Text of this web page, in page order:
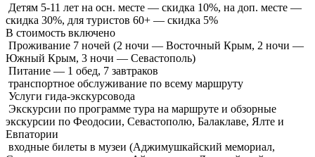
Детям 5-11 лет на осн. месте — скидка 10%, на доп. месте —
скидка 30%, для туристов 60+ — скидка 5%
В стоимость включено
Проживание 7 ночей (2 ночи — Восточный Крым, 2 ночи —
Южный Крым, 3 ночи — Севастополь)
Питание — 1 обед, 7 завтраков
транспортное обслуживание по всему маршруту
Услуги гида-экскурсовода
Экскурсии по программе тура на маршруте и обзорные
экскурсии по Феодосии, Севастополю, Балаклаве, Ялте и
Евпатории
входные билеты в музеи (Аджимушкайский мемориал,